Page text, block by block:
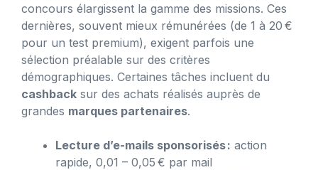
concours élargissent la gamme des missions. Ces
dernières, souvent mieux rémunérées (de 1 à 20 €
pour un test premium), exigent parfois une
sélection préalable sur des critères
démographiques. Certaines tâches incluent du
cashback sur des achats réalisés auprès de
grandes marques partenaires.
Lecture d’e-mails sponsorisés : action
rapide, 0,01 – 0,05 € par mail